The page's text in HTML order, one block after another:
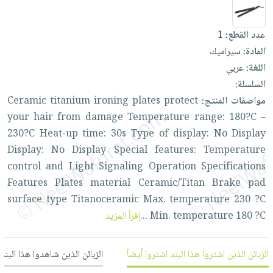
العناية
بالأسنان
الحمية
والتغذية
أدوات
المائدة
الأوعية
والتخزين
أدوات
المطبخ
الأكثر
مبيعاً
العودة
للمدارس
اكسسوارات
كتب
اكسسوارات
منزلية
اكسسوارات
ملابس
مطرزات
حقائب
بالذات
شحن
مجاني
بنود
مختارة
اشتراكات
كل
الاشتراكات
صندوق
القراءة
iKitab
بلا
حدود
بحث
متقدم
نيل
وفرات
عن
الشركة
سياسة
الشركة
حسابك
لائحة
الأمنيات
عدد القطع:1
المادة:سيراميك
اللغة:عربي
السلسلة:
مواصفات المنتج:
Ceramic titanium ironingplatesprotect
yourhairfrom damageTemperature range: 180?C–
230?C Heat-uptime: 30sType of display: NoDisplay
Display:NoDisplay Special features:Temperature
control and Light Signaling Operation Specifications
FeaturesPlatesmaterial Ceramic/Titan Brakepad
surface type Titanoceramic Max.temperature 230 ?C
Min.temperature 180?C
...إقرأ المزيد
الزبائن الذين اشتروا هذا البند اشتروا أيضاً الزبائن الذين شاهدوا هذا